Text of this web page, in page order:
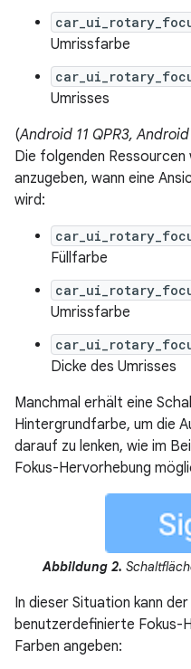
Umrissfarbe
Umrisses
(Android 11 QPR3,
Die folgenden
anzugeben, wann eine
wird:
Füllfarbe
Umrissfarbe
Dicke des Umrisses
Manchmal erhält eine
Hintergrundfarbe, um die
darauf zu lenken, wie im
Fokus-Hervorhebung
Abbildung 2.
In dieser Situation kann
benutzerdefinierte Fokus-
Farben angeben: